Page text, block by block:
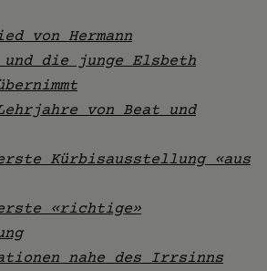
von Hermann
und die junge Elsbeth
von Beat und
Kürbisausstellung «aus
«richtige»
nahe des Irrsinns